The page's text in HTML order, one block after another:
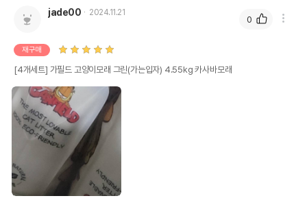
jade00 2024.11.21
재구매
[4개세트] 가필드 고양이모래 그린(가는입자) 4.55kg 카사바모래
0